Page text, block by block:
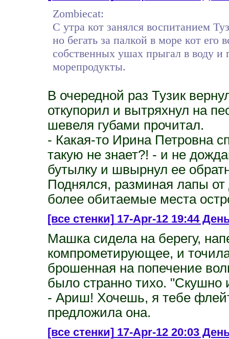
Zombiecat:
С утра кот занялся воспитанием
но бегать за палкой в море кот его
собственных ушах прыгал в воду и
морепродукты.
В очередной раз Тузик
откупорил и вытряхнул на
шевеля губами прочитал.
- Какая-то Ирина Петровна
такую не знает?! - и не
бутылку и швырнул ее
Поднялся, разминая лапы от
более обитаемые места
[все стенки]17-Apr-12 19:44
Машка сидела на берегу,
компрометирующее, и
брошенная на попечение
было странно тихо.
- Ариш! Хочешь, я тебе
предложила она.
[все стенки]17-Apr-12 20:03